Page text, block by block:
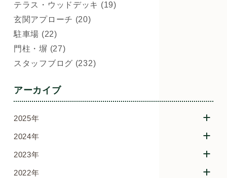
テラス・ウッドデッキ (19)
玄関アプローチ (20)
駐車場 (22)
門柱・塀 (27)
スタッフブログ (232)
アーカイブ
2025年
2024年
2023年
2022年